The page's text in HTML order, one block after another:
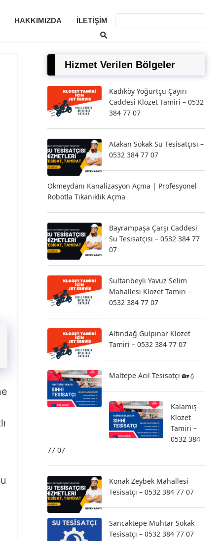
HAKKIMIZDA İLETIŞIM
Hizmet Verilen Bölgeler
Kadıköy Yoğurtçu Çayırı
Caddesi Klozet Tamiri – 0532
384 77 07
Atakan Sokak Su Tesisatçısı –
0532 384 77 07
Okmeydanı Kanalizasyon Açma | Profesyonel
Robotla Tıkanıklık Açma
Bayrampaşa Çarşı Caddesi
Su Tesisatçısı – 0532 384 77
07
Sultanbeyli Yavuz Selim
Mahallesi Klozet Tamiri –
0532 384 77 07
Altındağ Gülpınar Klozet
Tamiri – 0532 384 77 07
Maltepe Acil Tesisatçı 🏡💧
Kalamış
Klozet
Tamiri –
0532 384
77 07
Konak Zeybek Mahallesi
Tesisatçı – 0532 384 77 07
Sancaktepe Muhtar Sokak
Tesisatçı – 0532 384 77 07